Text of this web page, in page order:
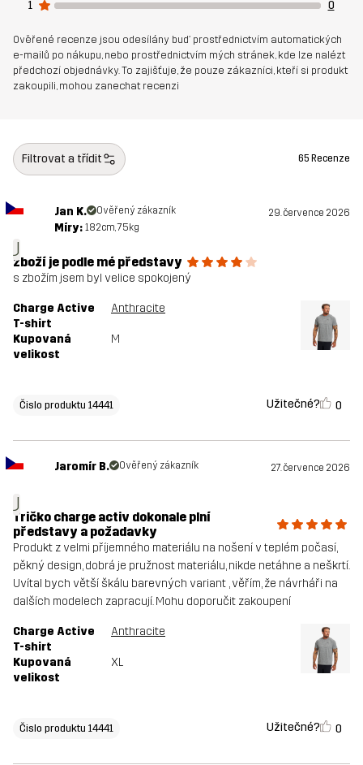
1 0
Ověřené recenze jsou odesílány buď prostřednictvím automatických
e-mailů po nákupu, nebo prostřednictvím mých stránek, kde lze nalézt
předchozí objednávky. To zajišťuje, že pouze zákazníci, kteří si produkt
zakoupili, mohou zanechat recenzi
Filtrovat a třídit 65 Recenze
J
Jan K. Ověřený zákazník 29. července 2026
Míry: 182cm, 75kg
zboží je podle mé představy
s zbožím jsem byl velice spokojený
Charge Active
T-shirt
Anthracite
Kupovaná
velikost
M
Čislo produktu 14441 Užitečné? 0
J
Jaromír B. Ověřený zákazník 27. července 2026
Tričko charge activ dokonale plní
představy a požadavky
Produkt z velmi příjemného materiálu na nošení v teplém počasí,
pěkný design, dobrá je pružnost materiálu, nikde netáhne a neškrtí.
Uvítal bych větší škálu barevných variant , věřím, že návrháři na
dalších modelech zapracují. Mohu doporučit zakoupení
Charge Active
T-shirt
Anthracite
Kupovaná
velikost
XL
Čislo produktu 14441 Užitečné? 0